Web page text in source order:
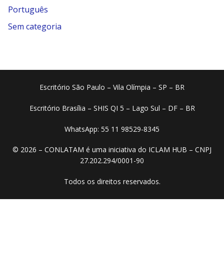
Português
Sem categoria
Escritório São Paulo – Vila Olímpia – SP – BR
Escritório Brasília – SHIS QI 5 – Lago Sul – DF – BR
WhatsApp: 55 11 98529-8345
© 2026 – CONLATAM é uma iniciativa do ICLAM HUB – CNPJ
27.202.294/0001-90
Todos os direitos reservados.​